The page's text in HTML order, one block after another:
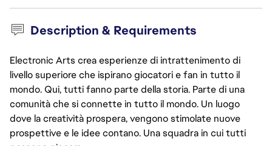
Description & Requirements
Electronic Arts crea esperienze di intrattenimento di
livello superiore che ispirano giocatori e fan in tutto il
mondo. Qui, tutti fanno parte della storia. Parte di una
comunità che si connette in tutto il mondo. Un luogo
dove la creatività prospera, vengono stimolate nuove
prospettive e le idee contano. Una squadra in cui tutti